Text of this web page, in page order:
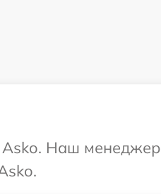
Asko. Наш менеджер